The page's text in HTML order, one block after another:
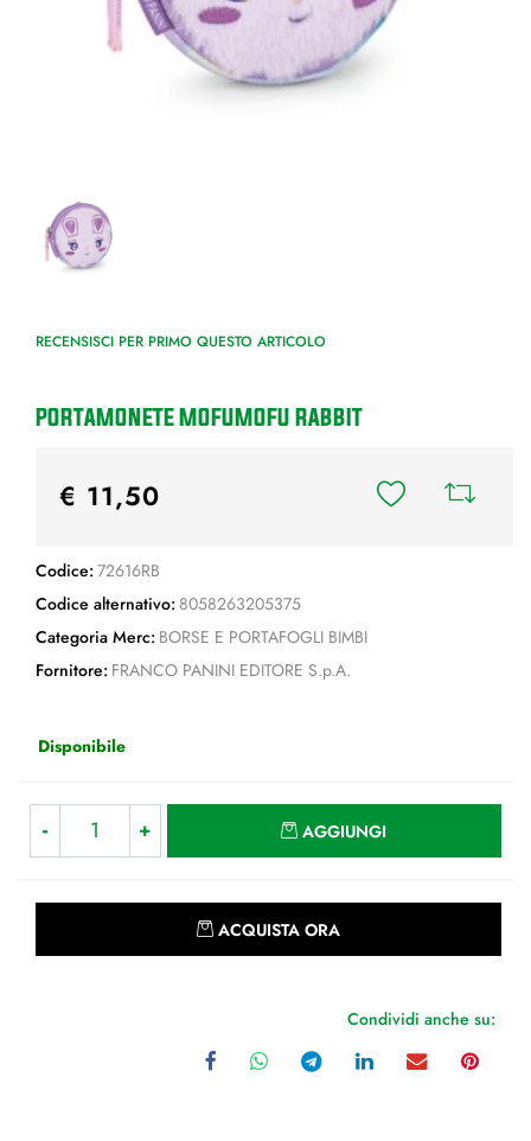
RECENSISCI PER PRIMO QUESTO ARTICOLO
PORTAMONETE MOFUMOFU RABBIT
€ 11,50
Codice: 72616RB
Codice alternativo: 8058263205375
Categoria Merc: BORSE E PORTAFOGLI BIMBI
Fornitore: FRANCO PANINI EDITORE S.p.A.
Disponibile
AGGIUNGI
ACQUISTA ORA
Condividi anche su: